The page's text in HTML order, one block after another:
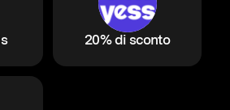
20% di sconto